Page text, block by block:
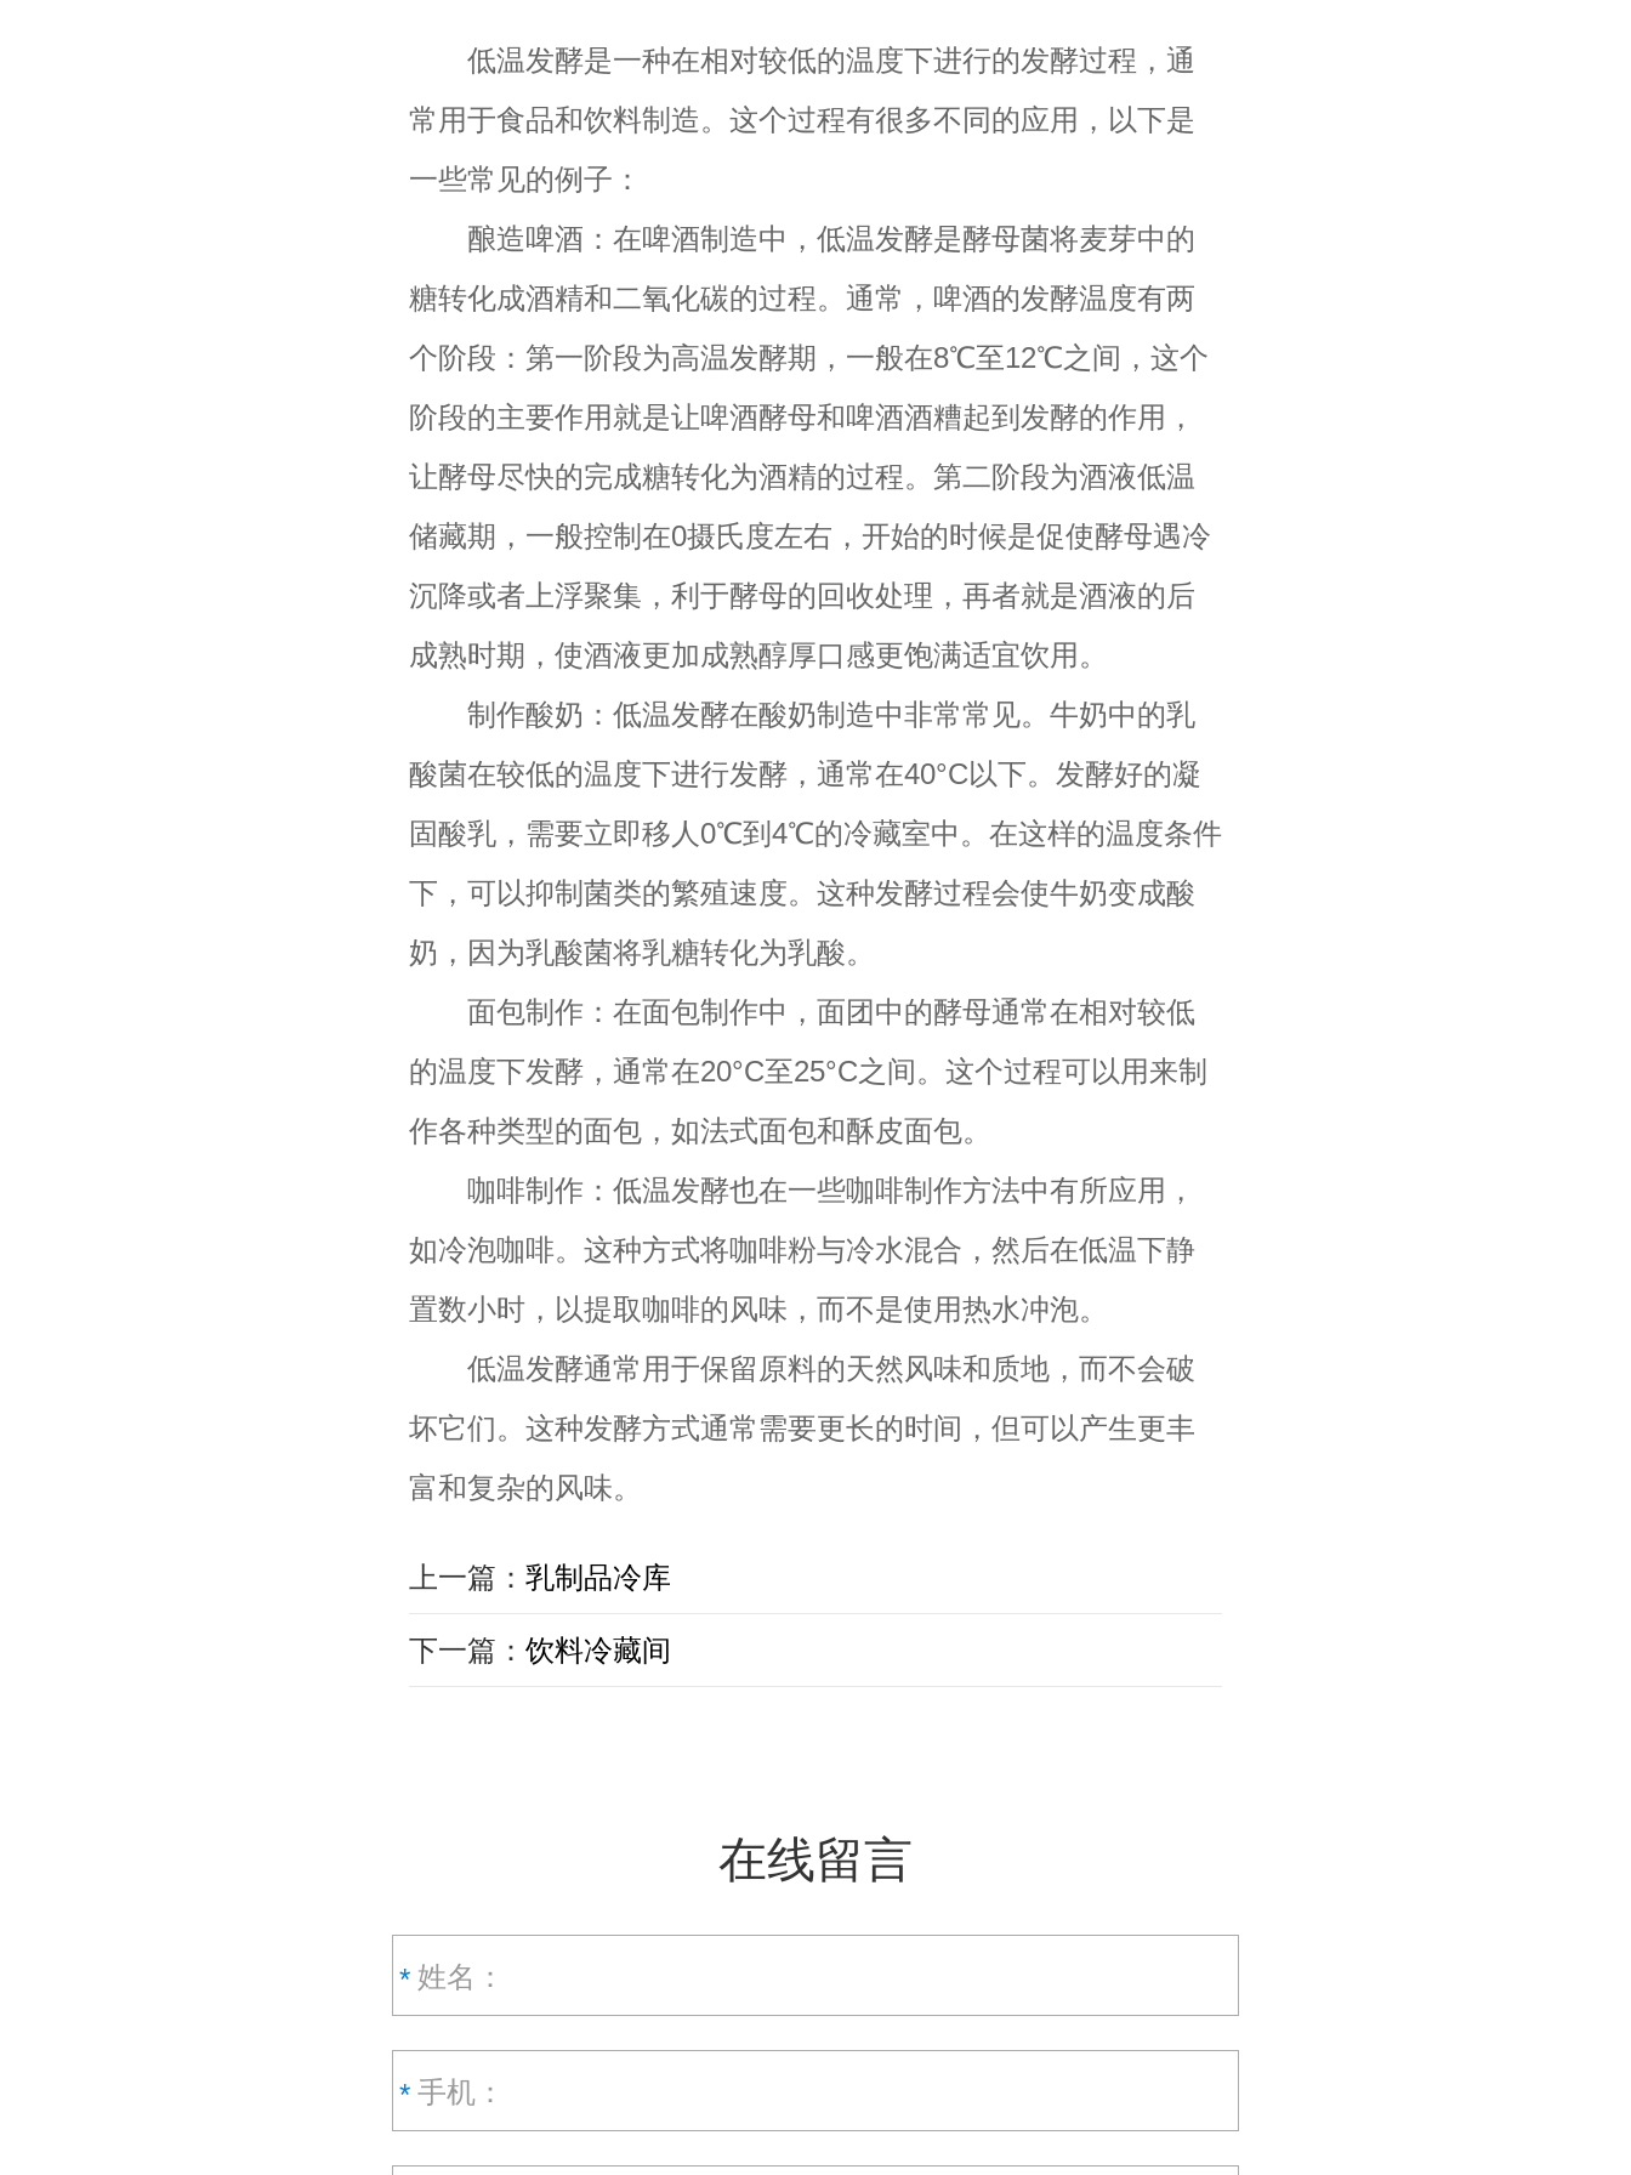
低温发酵是一种在相对较低的温度下进行的发酵过程，通
常用于食品和饮料制造。这个过程有很多不同的应用，以下是
一些常见的例子：
酿造啤酒：在啤酒制造中，低温发酵是酵母菌将麦芽中的
糖转化成酒精和二氧化碳的过程。通常，啤酒的发酵温度有两
个阶段：第一阶段为高温发酵期，一般在8℃至12℃之间，这个
阶段的主要作用就是让啤酒酵母和啤酒酒糟起到发酵的作用，
让酵母尽快的完成糖转化为酒精的过程。第二阶段为酒液低温
储藏期，一般控制在0摄氏度左右，开始的时候是促使酵母遇冷
沉降或者上浮聚集，利于酵母的回收处理，再者就是酒液的后
成熟时期，使酒液更加成熟醇厚口感更饱满适宜饮用。
制作酸奶：低温发酵在酸奶制造中非常常见。牛奶中的乳
酸菌在较低的温度下进行发酵，通常在40°C以下。发酵好的凝
固酸乳，需要立即移人0℃到4℃的冷藏室中。在这样的温度条件
下，可以抑制菌类的繁殖速度。这种发酵过程会使牛奶变成酸
奶，因为乳酸菌将乳糖转化为乳酸。
面包制作：在面包制作中，面团中的酵母通常在相对较低
的温度下发酵，通常在20°C至25°C之间。这个过程可以用来制
作各种类型的面包，如法式面包和酥皮面包。
咖啡制作：低温发酵也在一些咖啡制作方法中有所应用，
如冷泡咖啡。这种方式将咖啡粉与冷水混合，然后在低温下静
置数小时，以提取咖啡的风味，而不是使用热水冲泡。
低温发酵通常用于保留原料的天然风味和质地，而不会破
坏它们。这种发酵方式通常需要更长的时间，但可以产生更丰
富和复杂的风味。
上一篇： 乳制品冷库
下一篇： 饮料冷藏间
在线留言
*
*